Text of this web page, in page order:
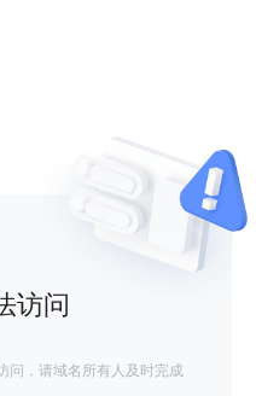
访问
问，请域名所有人及时完成